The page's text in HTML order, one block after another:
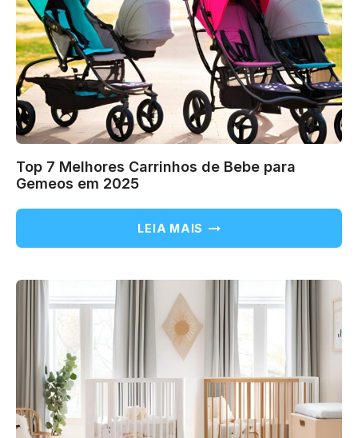
PARA
BEBE
EM
2025
Top 7 Melhores Carrinhos de Bebe para
Gemeos em 2025
LEIA MAIS TOP
CARRINHOS
PARA
GEMEOS
EM
2025